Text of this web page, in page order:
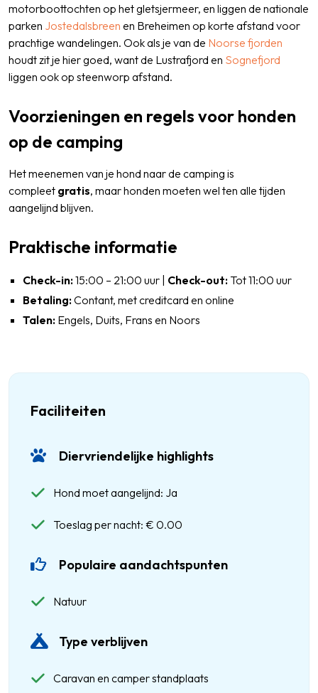
motorboottochten op het gletsjermeer, en liggen de nationale
parken Jostedalsbreen en Breheimen op korte afstand voor
prachtige wandelingen. Ook als je van de Noorse fjorden
houdt zit je hier goed, want de Lustrafjord en Sognefjord
liggen ook op steenworp afstand.
Voorzieningen en regels voor honden
op de camping
Het meenemen van je hond naar de camping is
compleet gratis, maar honden moeten wel ten alle tijden
aangelijnd blijven.
Praktische informatie
Check-in:15:00 – 21:00 uur | Check-out: Tot 11:00 uur
Betaling:Contant, met creditcard en online
Talen: Engels, Duits, Frans en Noors
Faciliteiten
Diervriendelijke highlights
Hond moet aangelijnd: Ja
Toeslag per nacht: € 0.00
Populaire aandachtspunten
Natuur
Type verblijven
Caravan en camper standplaats